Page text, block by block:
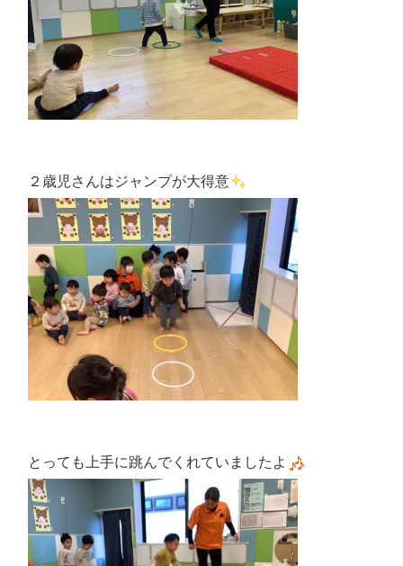
２歳児さんはジャンプが大得意
とっても上手に跳んでくれていましたよ